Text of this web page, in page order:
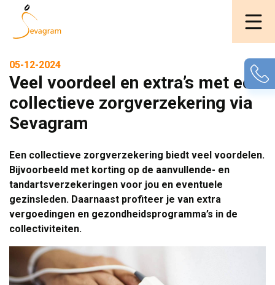
05-12-2024
Veel voordeel en extra’s met een
collectieve zorgverzekering via
Sevagram
Een collectieve zorgverzekering biedt veel voordelen.
Bijvoorbeeld met korting op de aanvullende- en
tandartsverzekeringen voor jou en eventuele
gezinsleden. Daarnaast profiteer je van extra
vergoedingen en gezondheidsprogramma’s in de
collectiviteiten.